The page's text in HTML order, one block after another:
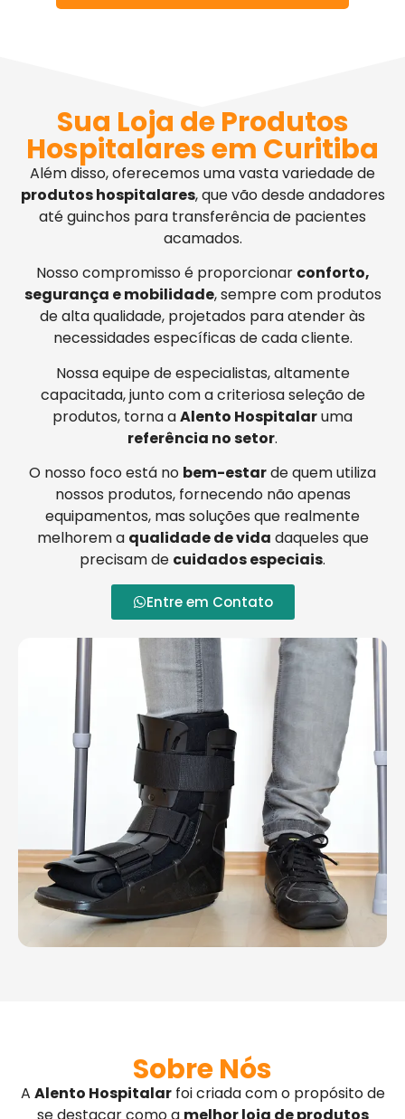
Sua Loja de Produtos
Hospitalares em Curitiba
Além disso, oferecemos uma vasta variedade de
produtos hospitalares, que vão desde andadores
até guinchos para transferência de pacientes
acamados.
Nosso compromisso é proporcionar conforto,
segurança e mobilidade, sempre com produtos
de alta qualidade, projetados para atender às
necessidades específicas de cada cliente.
Nossa equipe de especialistas, altamente
capacitada, junto com a criteriosa seleção de
produtos, torna aAlento Hospitalaruma
referência no setor.
O nosso foco está no bem-estarde quem utiliza
nossos produtos, fornecendo não apenas
equipamentos, mas soluções que realmente
melhorem a qualidade de vida daqueles que
precisam de cuidados especiais.
Entre em Contato
Sobre Nós
A Alento Hospitalarfoi criada com o propósito de